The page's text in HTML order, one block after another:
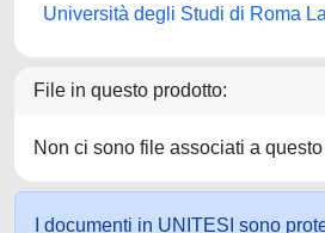
Università degli Studi di Roma
File in questo prodotto:
Non ci sono file associati a
I documenti in UNITESI sono